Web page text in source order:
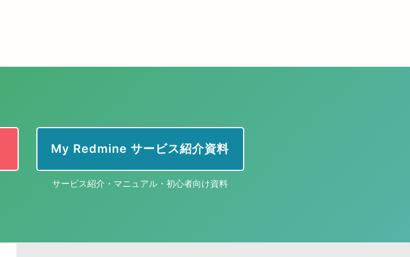
My Redmine サービス紹介資料
サービス紹介・マニュアル・初心者向け資料